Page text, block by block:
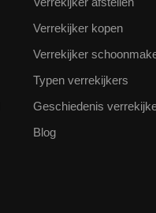
Verrekijker kopen
Verrekijker
Typen verrekijkers
Geschiedenis
Blog